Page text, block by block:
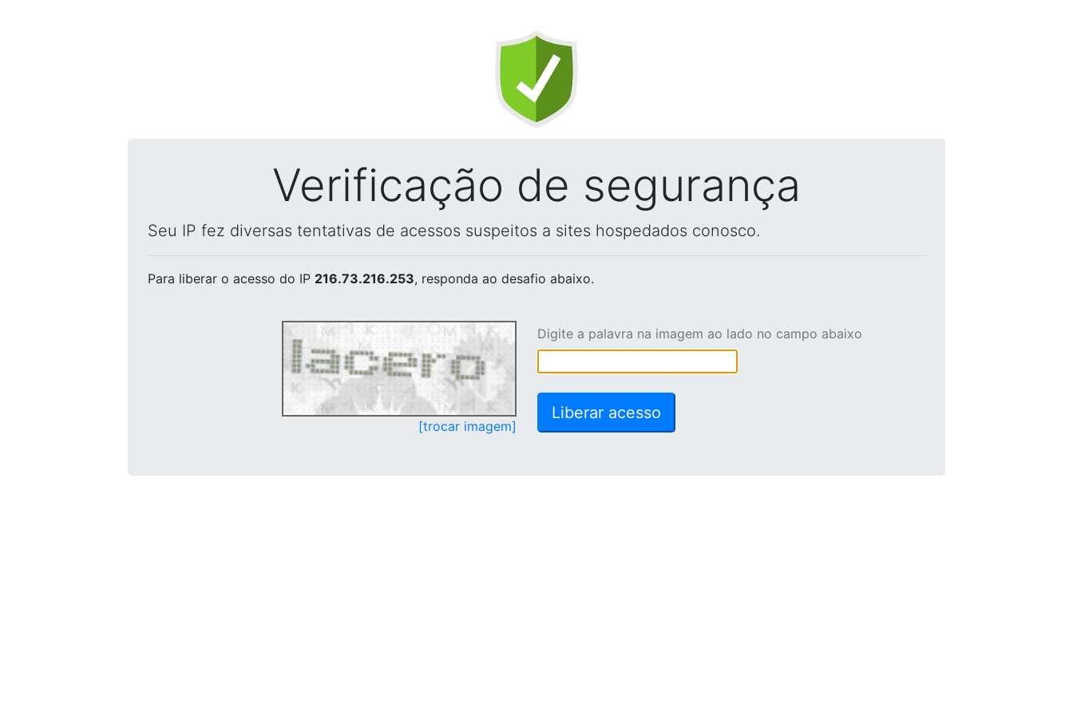
Verificação de segurança
Seu IP fez diversas tentativas de acessos suspeitos a sites hospedados conosco.
Para liberar o acesso do IP 216.73.216.253, responda ao desafio abaixo.
[trocar imagem]
Digite a palavra na imagem ao lado no campo abaixo